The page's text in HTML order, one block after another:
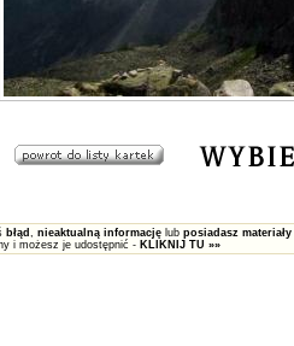
błąd , nieaktualną informacjęlub posiadasz materiały
i możesz je udostępnić - KLIKNIJ TU »»